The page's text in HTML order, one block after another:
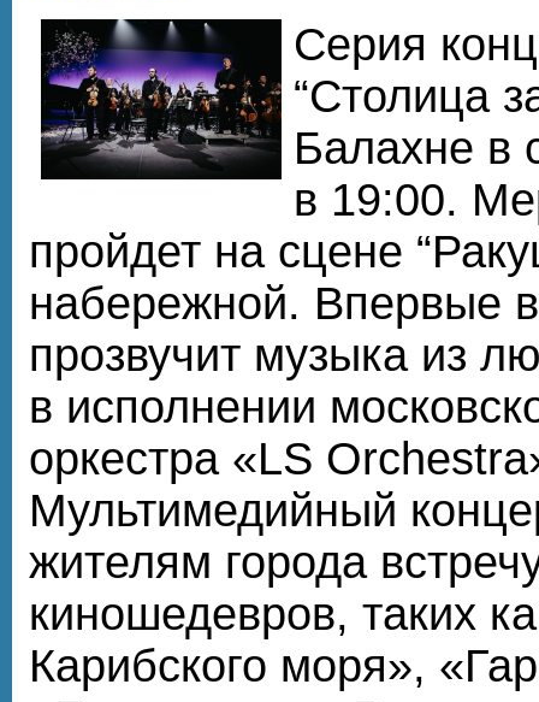
Серия
“Столица
Балахне в
в 19:00.
пройдет на сцене
набережной. Впервые
прозвучит музыка из
в исполнении
оркестра «LS
Мультимедийный
жителям города
киношедевров, таких
Карибского моря»,